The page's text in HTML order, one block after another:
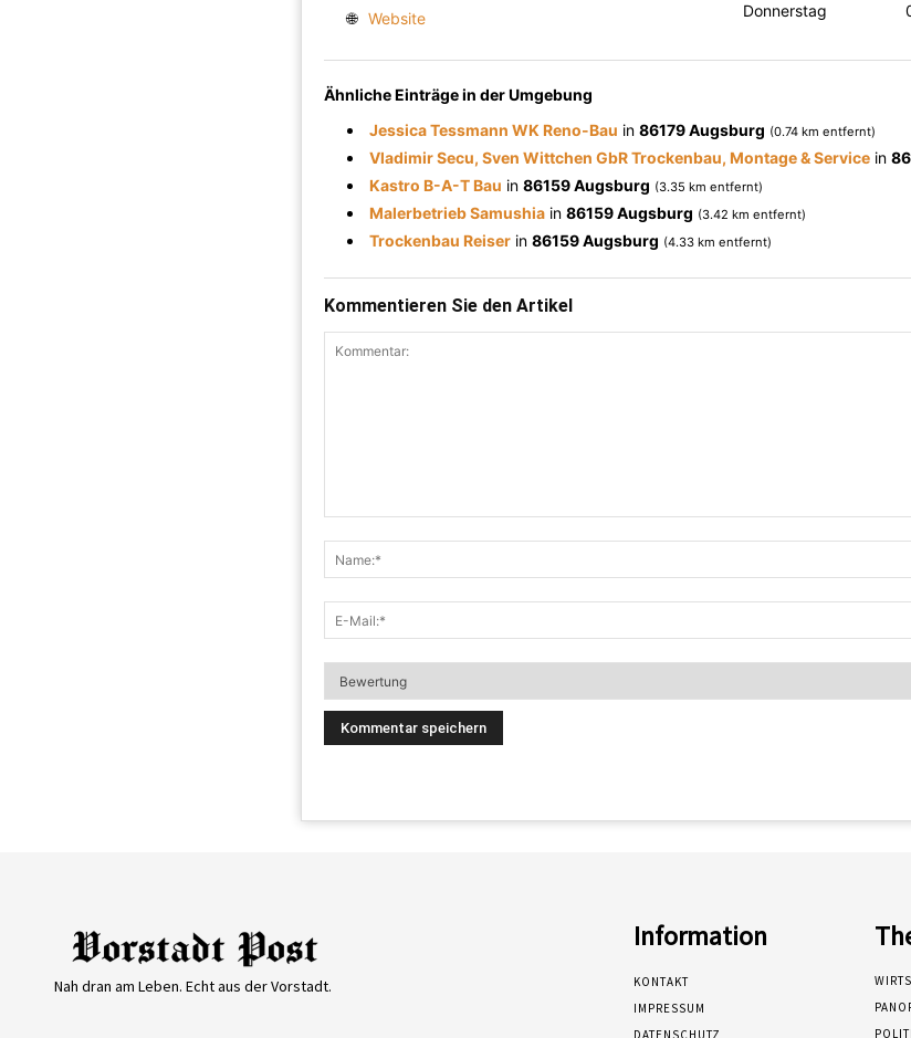
🌐 Website
Donnerstag
Ähnliche Einträge in der Umgebung
Jessica Tessmann WK Reno-Bau in 86179 Augsburg (0.74 km entfernt)
Vladimir Secu, Sven Wittchen GbR Trockenbau, Montage & Service in
Kastro B-A-T Bau in 86159 Augsburg (3.35 km entfernt)
Malerbetrieb Samushia in 86159 Augsburg (3.42 km entfernt)
Trockenbau Reiser in 86159 Augsburg (4.33 km entfernt)
Kommentieren Sie den Artikel
Nah dran am Leben. Echt aus der Vorstadt.
Information
KONTAKT
IMPRESSUM
DATENSCHUTZ